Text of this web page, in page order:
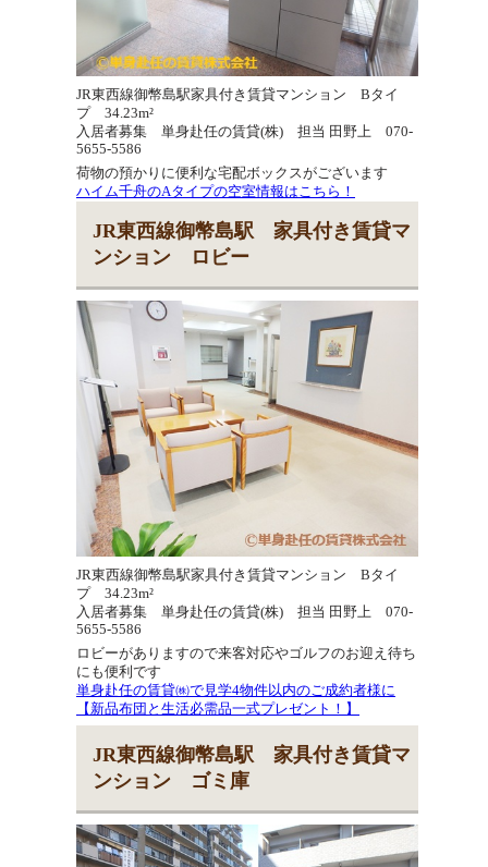
JR東西線御幣島駅家具付き賃貸マンション Bタイ
プ 34.23m²
入居者募集 単身赴任の賃貸(株) 担当 田野上 070-
5655-5586
荷物の預かりに便利な宅配ボックスがございます
ハイム千舟のAタイプの空室情報はこちら！
JR東西線御幣島駅 家具付き賃貸マ
ンション ロビー
JR東西線御幣島駅家具付き賃貸マンション Bタイ
プ 34.23m²
入居者募集 単身赴任の賃貸(株) 担当 田野上 070-
5655-5586
ロビーがありますので来客対応やゴルフのお迎え待ち
にも便利です
単身赴任の賃貸㈱で見学4物件以内のご成約者様に
【新品布団と生活必需品一式プレゼント！】
JR東西線御幣島駅 家具付き賃貸マ
ンション ゴミ庫